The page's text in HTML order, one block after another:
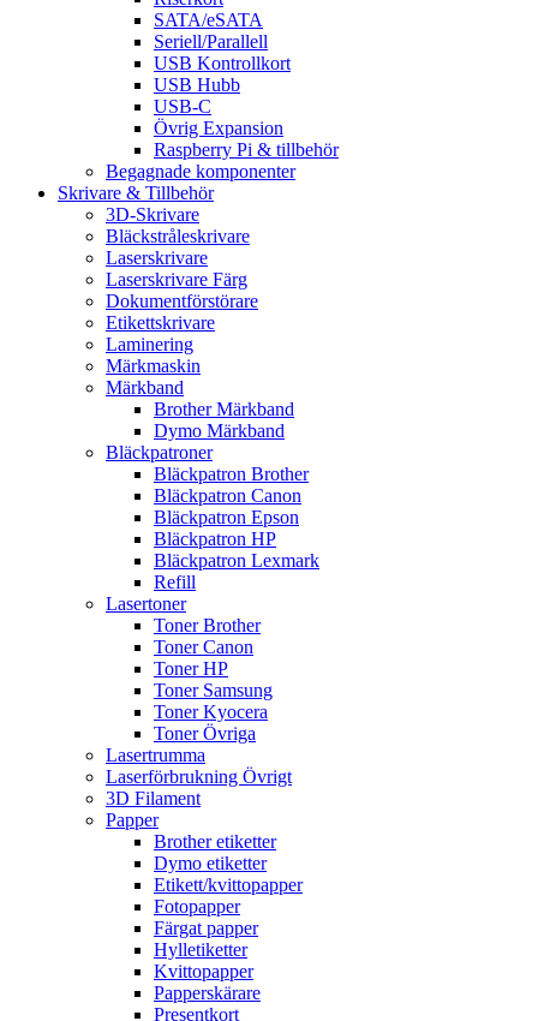
SATA/eSATA
Seriell/Parallell
USB Kontrollkort
USB Hubb
USB-C
Övrig Expansion
Raspberry Pi & tillbehör
Begagnade komponenter
Skrivare & Tillbehör
3D-Skrivare
Bläckstråleskrivare
Laserskrivare
Laserskrivare Färg
Dokumentförstörare
Etikettskrivare
Laminering
Märkmaskin
Märkband
Brother Märkband
Dymo Märkband
Bläckpatroner
Bläckpatron Brother
Bläckpatron Canon
Bläckpatron Epson
Bläckpatron HP
Bläckpatron Lexmark
Refill
Lasertoner
Toner Brother
Toner Canon
Toner HP
Toner Samsung
Toner Kyocera
Toner Övriga
Lasertrumma
Laserförbrukning Övrigt
3D Filament
Papper
Brother etiketter
Dymo etiketter
Etikett/kvittopapper
Fotopapper
Färgat papper
Hylletiketter
Kvittopapper
Papperskärare
Presentkort